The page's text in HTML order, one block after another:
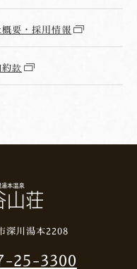
要・採用情報
款
深川湯本2208
25-3300